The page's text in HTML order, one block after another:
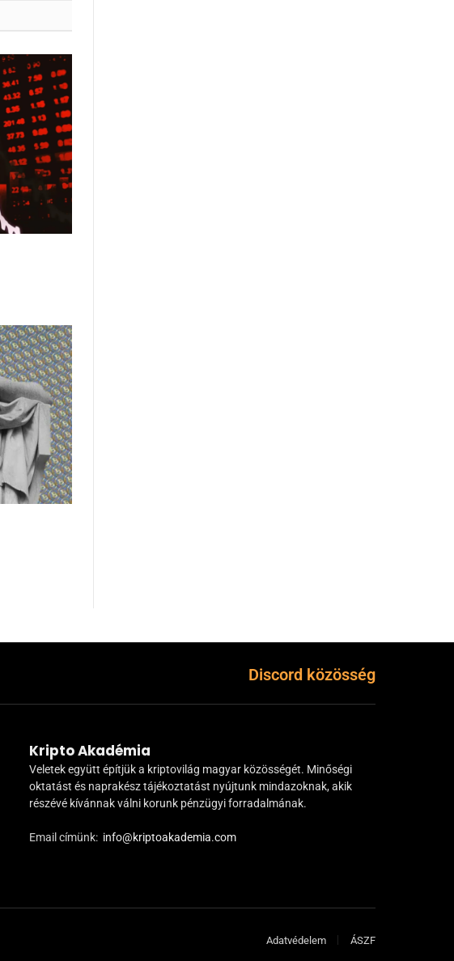
Discord közösség
Kripto Akadémia
Veletek együtt építjük a kriptovilág magyar közösségét. Minőségi
oktatást és naprakész tájékoztatást nyújtunk mindazoknak, akik
részévé kívánnak válni korunk pénzügyi forradalmának.
Email címünk: info@kriptoakademia.com
Adatvédelem ÁSZF